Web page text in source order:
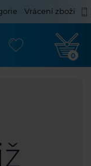
Vrácení zboží
0